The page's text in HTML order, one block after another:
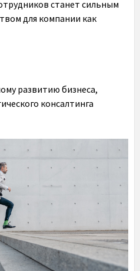
станет сильным
для компании как
развитию бизнеса,
консалтинга